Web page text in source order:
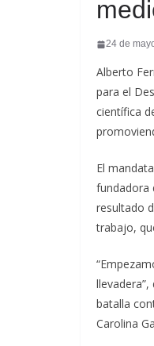
24 de
Alberto
para el
científica
El
fundadora
resultado
trabajo,
batalla
Carolina